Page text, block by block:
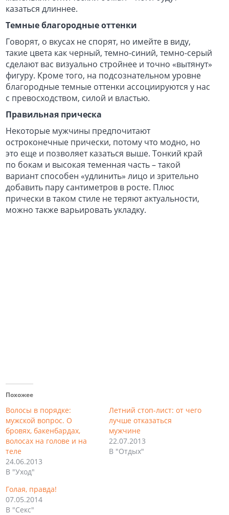
казаться длиннее.
Темные благородные оттенки
Говорят, о вкусах не спорят, но имейте в виду,
такие цвета как черный, темно-синий, темно-серый
сделают вас визуально стройнее и точно «вытянут»
фигуру. Кроме того, на подсознательном уровне
благородные темные оттенки ассоциируются у нас
с превосходством, силой и властью.
Правильная прическа
Некоторые мужчины предпочитают
остроконечные прически, потому что модно, но
это еще и позволяет казаться выше. Тонкий край
по бокам и высокая теменная часть – такой
вариант способен «удлинить» лицо и зрительно
добавить пару сантиметров в росте. Плюс
прически в таком стиле не теряют актуальности,
можно также варьировать укладку.
Похожее
Волосы в порядке:
мужской вопрос. О
бровях, бакенбардах,
волосах на голове и на
теле
24.06.2013
В "Уход"
Летний стоп-лист: от чего
лучше отказаться
мужчине
22.07.2013
В "Отдых"
Голая, правда!
07.05.2014
В "Секс"